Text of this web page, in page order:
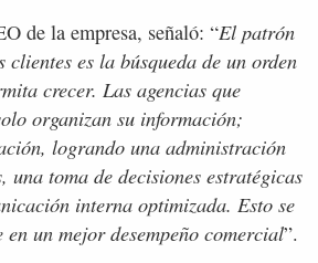
de la empresa, señaló: “El patrón
clientes es la búsqueda de un orden
crecer. Las agencias que
organizan su información;
logrando una administración
una toma de decisiones estratégicas
interna optimizada. Esto se
un mejor desempeño comercial”.